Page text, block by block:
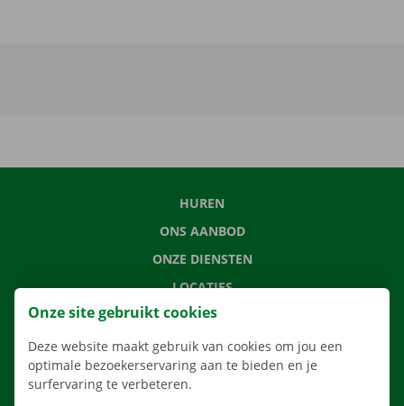
HUREN
ONS AANBOD
ONZE DIENSTEN
LOCATIES
APP
VERHUISOPLOSSINGEN
Onze site gebruikt cookies
Deze website maakt gebruik van cookies om jou een
optimale bezoekerservaring aan te bieden en je
surfervaring te verbeteren.